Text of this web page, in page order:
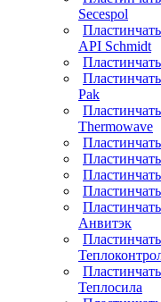
Secespol
API Schmidt
Pak
Thermowave
Анвитэк
Теплосила